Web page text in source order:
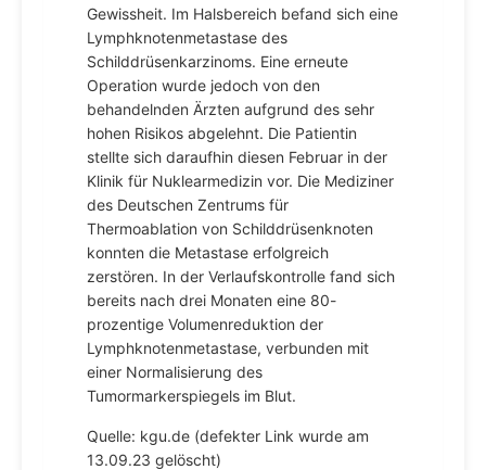
Gewissheit. Im Halsbereich befand sich eine
Lymphknotenmetastase des
Schilddrüsenkarzinoms. Eine erneute
Operation wurde jedoch von den
behandelnden Ärzten aufgrund des sehr
hohen Risikos abgelehnt. Die Patientin
stellte sich daraufhin diesen Februar in der
Klinik für Nuklearmedizin vor. Die Mediziner
des Deutschen Zentrums für
Thermoablation von Schilddrüsenknoten
konnten die Metastase erfolgreich
zerstören. In der Verlaufskontrolle fand sich
bereits nach drei Monaten eine 80-
prozentige Volumenreduktion der
Lymphknotenmetastase, verbunden mit
einer Normalisierung des
Tumormarkerspiegels im Blut.
Quelle: kgu.de (defekter Link wurde am
13.09.23 gelöscht)